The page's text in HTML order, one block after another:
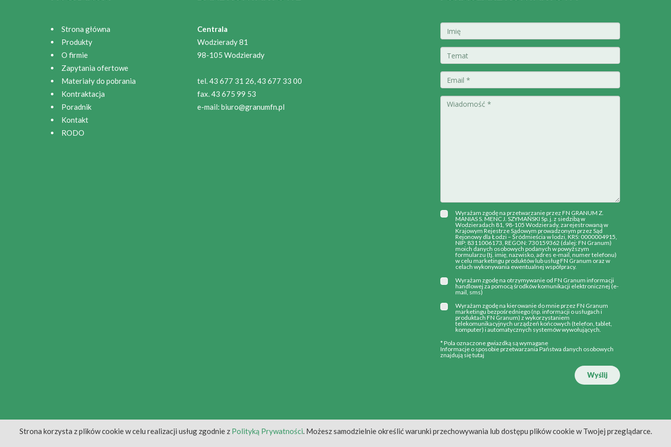
Strona główna
Produkty
O firmie
Zapytania ofertowe
Materiały do pobrania
Kontraktacja
Poradnik
Kontakt
RODO
Centrala
Wodzierady 81
98-105 Wodzierady
tel. 43 677 31 26, 43 677 33 00
fax. 43 675 99 53
e-mail: biuro@granumfn.pl
Wyrażam zgodę na przetwarzanie przez FN GRANUM Z.
MANIAS S. MENC J. SZYMAŃSKI Sp. j. z siedzibą w
Wodzieradach 81, 98-105 Wodzierady, zarejestrowaną w
Krajowym Rejestrze Sądowym prowadzonym przez Sąd
Rejonowy dla Łodzi – Śródmieścia w lodzi, KRS: 0000004915,
NIP: 8311006173, REGON: 730159362 (dalej: FN Granum)
moich danych osobowych podanych w powyższym
formularzu (tj. imię, nazwisko, adres e-mail, numer telefonu)
w celu marketingu produktów lub usług FN Granum oraz w
celach wykonywania ewentualnej współpracy.
Wyrażam zgodę na otrzymywanie od FN Granum informacji
handlowej za pomocą środków komunikacji elektronicznej (e-
mail, sms)
Wyrażam zgodę na kierowanie do mnie przez FN Granum
marketingu bezpośredniego (np. informacji o usługach i
produktach FN Granum) z wykorzystaniem
telekomunikacyjnych urządzeń końcowych (telefon, tablet,
komputer) i automatycznych systemów wywołujących.
* Pola oznaczone gwiazdką są wymagane
Informacje o sposobie przetwarzania Państwa danych osobowych
znajdują siętutaj
Wyślij
Strona korzysta z plików cookie w celu realizacji usług zgodnie z Polityką Prywatności. Możesz samodzielnie określić warunki przechowywania lub dostępu plików cookie w Twojej przeglądarce.